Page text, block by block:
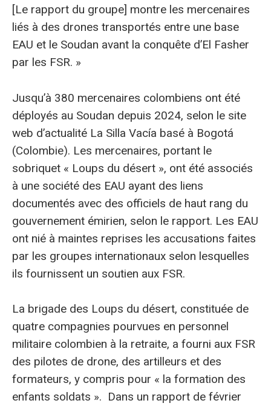
[Le rapport du groupe] montre les mercenaires
liés à des drones transportés entre une base
EAU et le Soudan avant la conquête d’El Fasher
par les FSR. »
Jusqu’à 380 mercenaires colombiens ont été
déployés au Soudan depuis 2024, selon le site
web d’actualité La Silla Vacía basé à Bogotá
(Colombie). Les mercenaires, portant le
sobriquet « Loups du désert », ont été associés
à une société des EAU ayant des liens
documentés avec des officiels de haut rang du
gouvernement émirien, selon le rapport. Les EAU
ont nié à maintes reprises les accusations faites
par les groupes internationaux selon lesquelles
ils fournissent un soutien aux FSR.
La brigade des Loups du désert, constituée de
quatre compagnies pourvues en personnel
militaire colombien à la retraite, a fourni aux FSR
des pilotes de drone, des artilleurs et des
formateurs, y compris pour « la formation des
enfants soldats ». Dans un rapport de février